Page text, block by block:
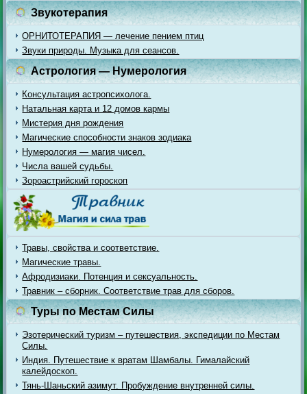
Звукотерапия
ОРНИТОТЕРАПИЯ — лечение пением птиц
Звуки природы. Музыка для сеансов.
Астрология — Нумерология
Консультация астропсихолога.
Натальная карта и 12 домов кармы
Мистерия дня рождения
Магические способности знаков зодиака
Нумерология — магия чисел.
Числа вашей судьбы.
Зороастрийский гороскоп
Травы, свойства и соответствие.
Магические травы.
Афродизиаки. Потенция и сексуальность.
Травник – сборник. Соответствие трав для сборов.
Туры по Местам Силы
Эзотерический туризм – путешествия, экспедиции по Местам
Силы.
Индия. Путешествие к вратам Шамбалы. Гималайский
калейдоскоп.
Тянь-Шаньский азимут. Пробуждение внутренней силы.